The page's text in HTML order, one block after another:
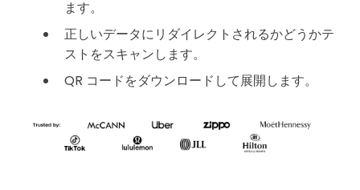
ます。
正しいデータにリダイレクトされるかどうかテ
ストをスキャンします。
QR コードをダウンロードして展開します。